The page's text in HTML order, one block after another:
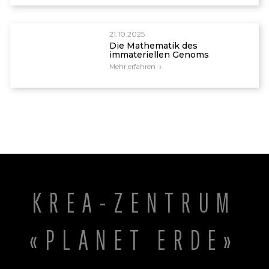
можливо, в обрізках, які їм згодовували, могли
широко поширене явище в цій країні.
Біблія не дає нам подробиць про те, як після
гріхопадіння відбувся перехід від рослинної їжі
21.10.2025
Die Mathematik des
immateriellen Genoms
Mehr erfahren
KREA-ZENTRUM
«PLANET ERDE»